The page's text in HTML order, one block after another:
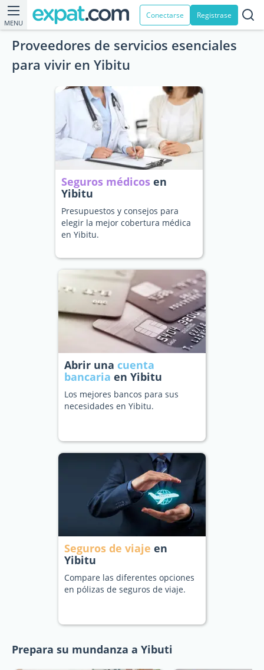
MENU
Conectarse Registrase
Proveedores de servicios esenciales
para vivir en Yibitu
Seguros médicos en
Yibitu
Presupuestos y consejos para
elegir la mejor cobertura médica
en Yibitu.
Abrir una cuenta
bancaria en Yibitu
Los mejores bancos para sus
necesidades en Yibitu.
Seguros de viaje en
Yibitu
Compare las diferentes opciones
en pólizas de seguros de viaje.
Prepara su mundanza a Yibuti